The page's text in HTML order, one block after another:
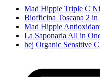
Mad Hippie Triple C
Biofficina Toscana 2
Mad Hippie
La Saponaria All in
hej Organic Sensitive